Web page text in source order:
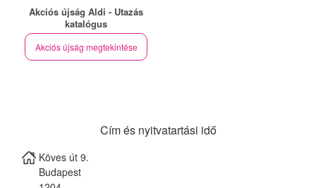
Akciós újság Aldi - Utazás
katalógus
Akciós újság megtekintése
Cím és nyitvatartási idő
Köves út 9.
Budapest